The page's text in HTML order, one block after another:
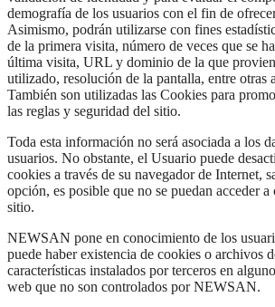
demografía de los usuarios con el fin de
Asimismo, podrán utilizarse con fines
de la primera visita, número de veces que se
última visita, URL y dominio de la que
utilizado, resolución de la pantalla, entre otras
También son utilizadas las Cookies para
las reglas y seguridad del sitio.
Toda esta información no será asociada a los
usuarios. No obstante, el Usuario puede
cookies a través de su navegador de Internet,
opción, es posible que no se puedan acceder
sitio.
NEWSAN pone en conocimiento de los
puede haber existencia de cookies o archivos
características instalados por terceros en
web que no son controlados por NEWSAN.